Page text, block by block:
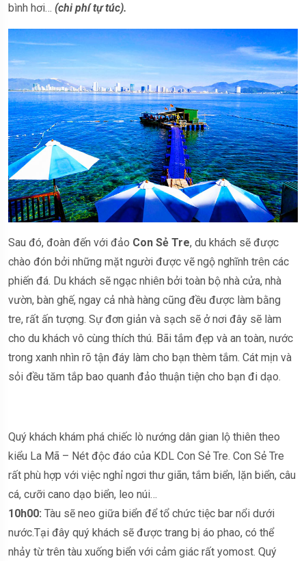
bình hơi… (chi phí tự túc).
Sau đó, đoàn đến với đảo Con Sẻ Tre, du khách sẽ được
chào đón bởi những mặt người được vẽ ngộ nghĩnh trên các
phiến đá. Du khách sẽ ngạc nhiên bởi toàn bộ nhà cửa, nhà
vườn, bàn ghế, ngay cả nhà hàng cũng đều được làm bằng
tre, rất ấn tượng. Sự đơn giản và sạch sẽ ở nơi đây sẽ làm
cho du khách vô cùng thích thú. Bãi tắm đẹp và an toàn, nước
trong xanh nhìn rõ tận đáy làm cho bạn thèm tắm. Cát mịn và
sỏi đều tăm tắp bao quanh đảo thuận tiện cho bạn đi dạo.
Quý khách khám phá chiếc lò nướng dân gian lộ thiên theo
kiểu La Mã – Nét độc đáo của KDL Con Sẻ Tre. Con Sẻ Tre
rất phù hợp với việc nghỉ ngơi thư giãn, tắm biển, lặn biển, câu
cá, cưỡi cano dạo biển, leo núi…
10h00: Tàu sẽ neo giữa biển để tổ chức tiệc bar nổi dưới
nước.Tại đây quý khách sẽ được trang bị áo phao, có thể
nhảy từ trên tàu xuống biển với cảm giác rất yomost. Quý